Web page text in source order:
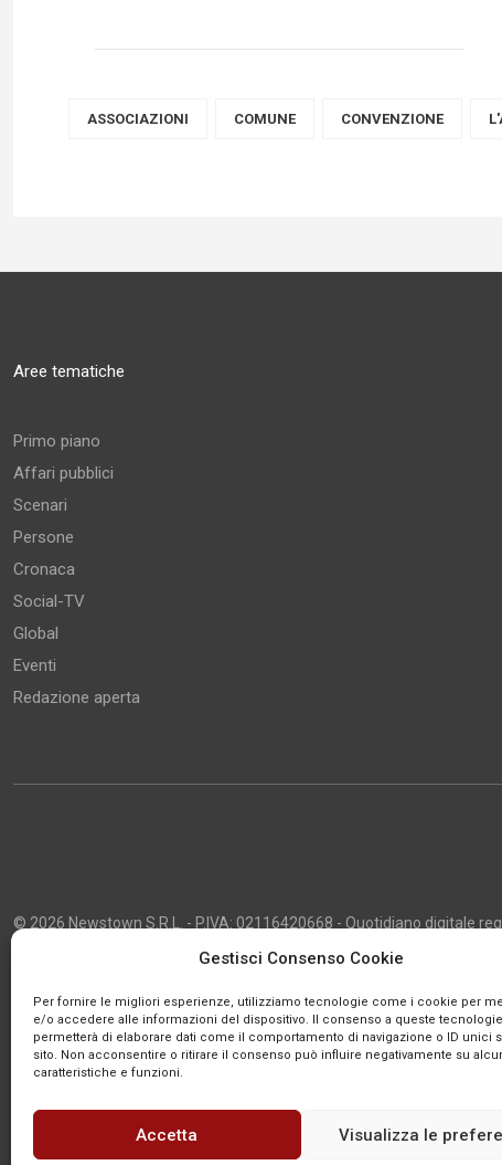
Gestisci Consenso Cookie
Per fornire le migliori esperienze, utilizziamo tecnologie come i cookie per
e/o accedere alle informazioni del dispositivo. Il consenso a queste
permetterà di elaborare dati come il comportamento di navigazione o ID unici
sito. Non acconsentire o ritirare il consenso può influire negativamente su
caratteristiche e funzioni.
Accetta Visualizza le
ASSOCIAZIONI COMUNE CONVENZIONE
Aree tematiche
Primo piano
Affari pubblici
Scenari
Persone
Cronaca
Social-TV
Global
Eventi
Redazione aperta
© 2026 Newstown S.R.L. - P.IVA: 02116420668 - Quotidiano digitale
2013 - Direttore Responsabile: Giustino Masciocco - Capo Redattore: